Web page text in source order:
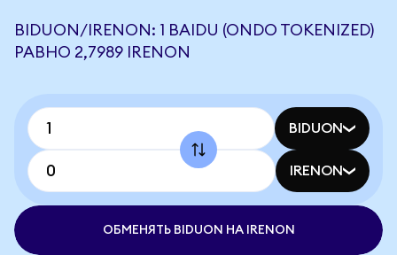
BIDUON/IRENON: 1 BAIDU (ONDO TOKENIZED)
РАВНО 2,7989 IRENON
BIDUON
IRENON
ОБМЕНЯТЬ BIDUON НА IRENON